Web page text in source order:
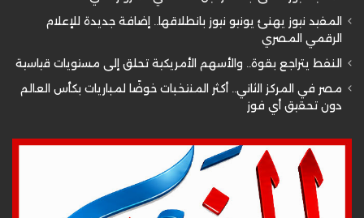
المفيد نيوز يهنئ يونيو نيوز بانطلاقها.. إضافة جديدة للإعلام
الرقمي المصري
النفط يتراجع بقوة.. والأسهم الأمريكية تحلق إلى مستويات قياسية
مصر في المركز الثاني.. أكثر المنتخبات خوضًا لمباريات بكأس العالم
دون تحقيق أي فوز